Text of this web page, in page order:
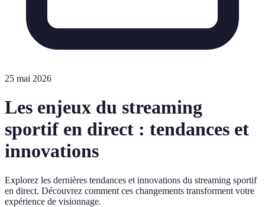
25 mai 2026
Les enjeux du streaming
sportif en direct : tendances et
innovations
Explorez les dernières tendances et innovations du streaming sportif
en direct. Découvrez comment ces changements transforment votre
expérience de visionnage.